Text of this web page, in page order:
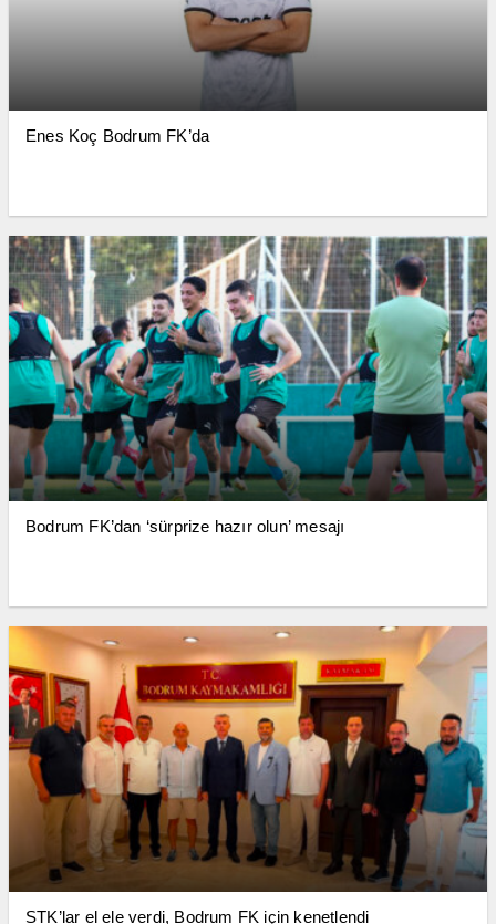
Enes Koç Bodrum FK’da
Bodrum FK’dan ‘sürprize hazır olun’ mesajı
STK’lar el ele verdi, Bodrum FK için kenetlendi